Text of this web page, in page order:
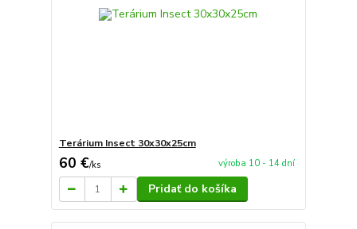
Terárium Insect 30x30x25cm
60 €/ks výroba 10 - 14 dní
Pridať do košíka